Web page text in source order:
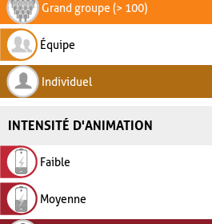
Grand groupe (> 100)
Équipe
Individuel
INTENSITÉ D'ANIMATION
Faible
Moyenne